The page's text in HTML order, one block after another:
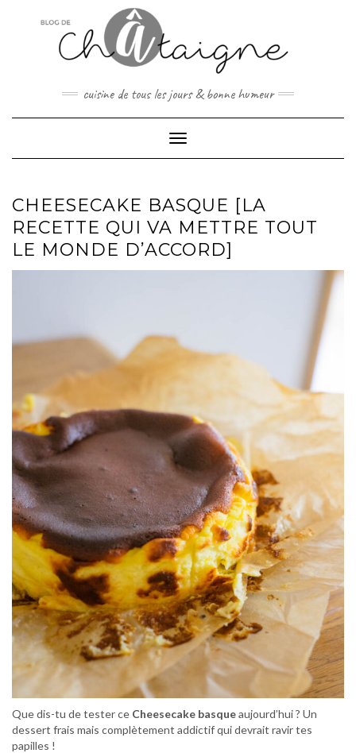
cuisine de tous les jours & bonne humeur
Toggle Navigation
CHEESECAKE BASQUE [LA
RECETTE QUI VA METTRE TOUT
LE MONDE D’ACCORD]
Que dis-tu de tester ce Cheesecake basqueaujourd’hui ? Un
dessert frais mais complètement addictif qui devrait ravir tes
papilles !